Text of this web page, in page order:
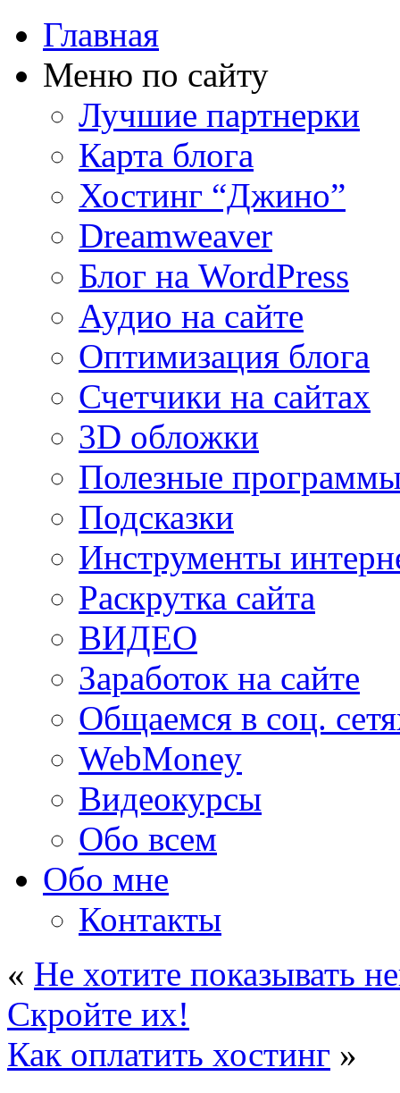
Главная
Меню по сайту
Лучшие партнерки
Карта блога
Хостинг “Джино”
Dreamweaver
Блог на WordPress
Аудио на сайте
Оптимизация блога
Счетчики на сайтах
3D обложки
Полезные
Подсказки
Инструменты
Раскрутка сайта
ВИДЕО
Заработок на сайте
Общаемся в соц.
WebMoney
Видеокурсы
Обо всем
Обо мне
Контакты
« Не хотите показывать
Скройте их!
Как оплатить хостинг »